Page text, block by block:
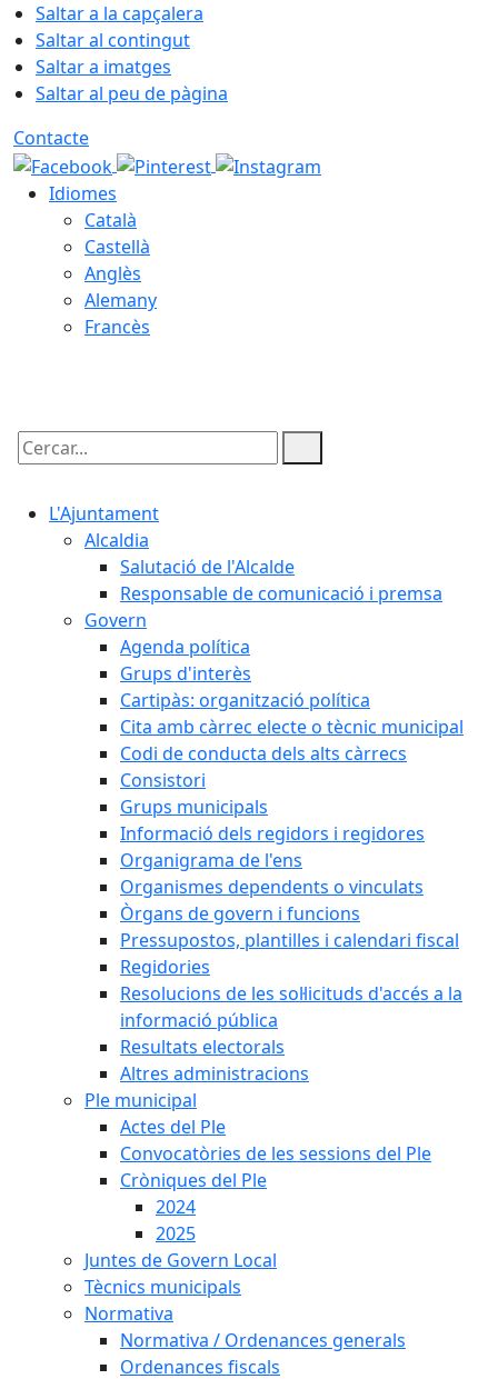
Saltar a la capçalera
Saltar al contingut
Saltar a imatges
Saltar al peu de pàgina
Contacte
Idiomes
Català
Castellà
Anglès
Alemany
Francès
Cercar:
L'Ajuntament
Alcaldia
Salutació de l'Alcalde
Responsable de comunicació i premsa
Govern
Agenda política
Grups d'interès
Cartipàs: organització política
Cita amb càrrec electe o tècnic municipal
Codi de conducta dels alts càrrecs
Consistori
Grups municipals
Informació dels regidors i regidores
Organigrama de l'ens
Organismes dependents o vinculats
Òrgans de govern i funcions
Pressupostos, plantilles i calendari fiscal
Regidories
Resolucions de les sol·licituds d'accés a la
informació pública
Resultats electorals
Altres administracions
Ple municipal
Actes del Ple
Convocatòries de les sessions del Ple
Cròniques del Ple
2024
2025
Juntes de Govern Local
Tècnics municipals
Normativa
Normativa / Ordenances generals
Ordenances fiscals